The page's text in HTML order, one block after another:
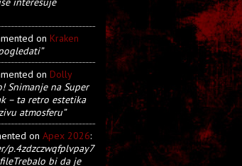
on Kraken
on Dolly
Snimanje na Super
– ta retro estetika
atmosferu”
on Apex 2026:
p.4zdzczwqfplvpay7
bi da je